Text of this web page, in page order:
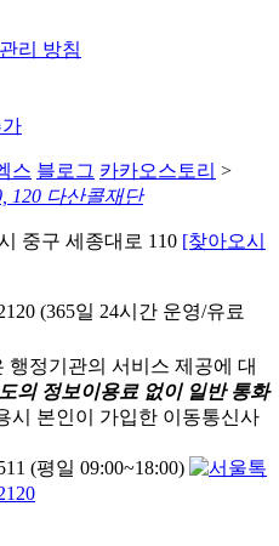
리 방침
스 블로그 카카오스토리 >
120 다산콜재단
중구 세종대로 110 [찾아오시
(365일 24시간 운영/유료
행정기관의 서비스 제공에 대
의 정보이용료 없이 일반 통화
시 본인이 가입한 이동통신사
(평일 09:00~18:00)